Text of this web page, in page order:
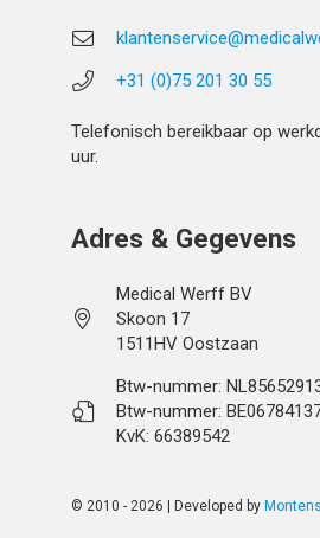
+31 (0)75 201 30 55
Telefonisch bereikbaar op
uur.
Adres & Gegevens
Medical Werff BV
Skoon 17
1511HV Oostzaan
Btw-nummer:
Btw-nummer:
KvK: 66389542
© 2010 - 2026 | Developed by